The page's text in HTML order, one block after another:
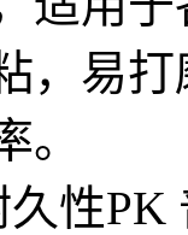
，易
。
性